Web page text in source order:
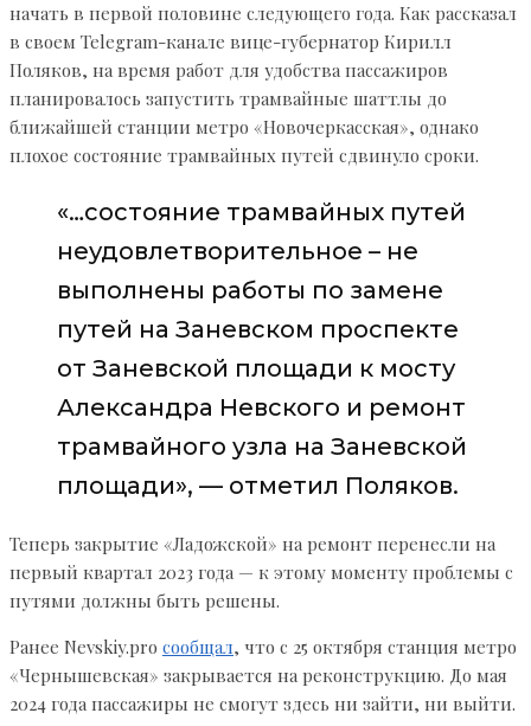
начать в первой половине следующего года. Как рассказал
в своем Telegram-канале вице-губернатор Кирилл
Поляков, на время работ для удобства пассажиров
планировалось запустить трамвайные шаттлы до
ближайшей станции метро «Новочеркасская», однако
плохое состояние трамвайных путей сдвинуло сроки.
«…состояние трамвайных путей
неудовлетворительное – не
выполнены работы по замене
путей на Заневском проспекте
от Заневской площади к мосту
Александра Невского и ремонт
трамвайного узла на Заневской
площади», — отметил Поляков.
Теперь закрытие «Ладожской» на ремонт перенесли на
первый квартал 2023 года — к этому моменту проблемы с
путями должны быть решены.
Ранее Nevskiy.pro сообщал, что с 25 октября станция метро
«Чернышевская» закрывается на реконструкцию. До мая
2024 года пассажиры не смогут здесь ни зайти, ни выйти.